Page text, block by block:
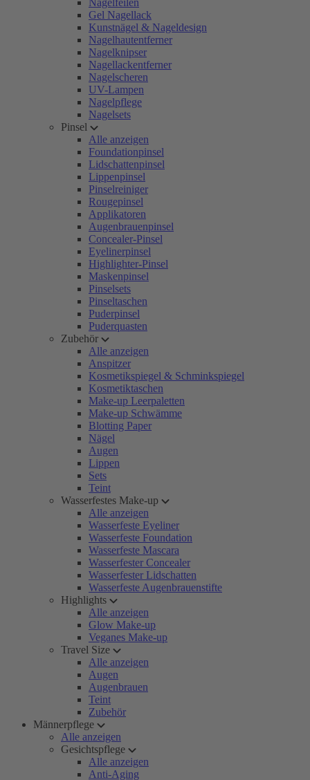
Nagelfeilen
Gel Nagellack
Kunstnägel & Nageldesign
Nagelhautentferner
Nagelknipser
Nagellackentferner
Nagelscheren
UV-Lampen
Nagelpflege
Nagelsets
Pinsel
Alle anzeigen
Foundationpinsel
Lidschattenpinsel
Lippenpinsel
Pinselreiniger
Rougepinsel
Applikatoren
Augenbrauenpinsel
Concealer-Pinsel
Eyelinerpinsel
Highlighter-Pinsel
Maskenpinsel
Pinselsets
Pinseltaschen
Puderpinsel
Puderquasten
Zubehör
Alle anzeigen
Anspitzer
Kosmetikspiegel & Schminkspiegel
Kosmetiktaschen
Make-up Leerpaletten
Make-up Schwämme
Blotting Paper
Nägel
Augen
Lippen
Sets
Teint
Wasserfestes Make-up
Alle anzeigen
Wasserfeste Eyeliner
Wasserfeste Foundation
Wasserfeste Mascara
Wasserfester Concealer
Wasserfester Lidschatten
Wasserfeste Augenbrauenstifte
Highlights
Alle anzeigen
Glow Make-up
Veganes Make-up
Travel Size
Alle anzeigen
Augen
Augenbrauen
Teint
Zubehör
Männerpflege
Alle anzeigen
Gesichtspflege
Alle anzeigen
Anti-Aging